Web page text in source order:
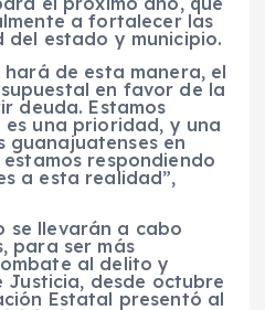
a fortalecer las
del estado y municipio.
hará de esta manera, el
en favor de la
deuda. Estamos
es una prioridad, y una
guanajuatenses en
respondiendo
a esta realidad”,
se llevarán a cabo
para ser más
al delito y
Justicia, desde octubre
Estatal presentó al